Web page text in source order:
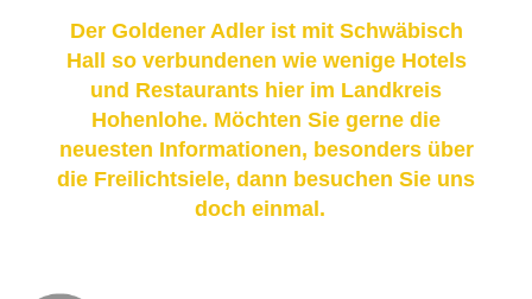
Der Goldener Adler ist mit Schwäbisch
Hall so verbundenen wie wenige Hotels
und Restaurants hier im Landkreis
Hohenlohe. Möchten Sie gerne die
neuesten Informationen, besonders über
die Freilichtsiele, dann besuchen Sie uns
doch einmal.